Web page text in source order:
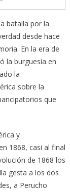
batalla por la
desde hace
En la era de
la burguesía en
la
sobre la
que
y
1868, casi al final
de 1868 los
gesta a los dos
a Perucho